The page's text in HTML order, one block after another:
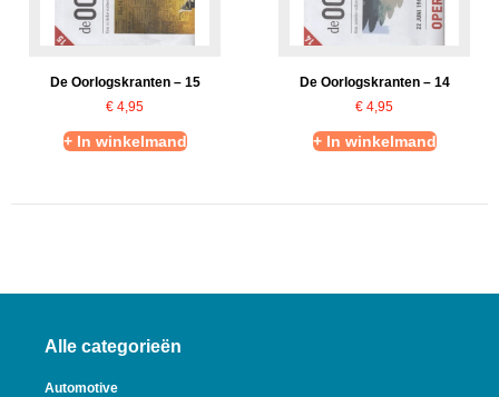
De Oorlogskranten – 15
€ 4,95
+ In winkelmand
De Oorlogskranten – 14
€ 4,95
+ In winkelmand
Alle categorieën
Automotive